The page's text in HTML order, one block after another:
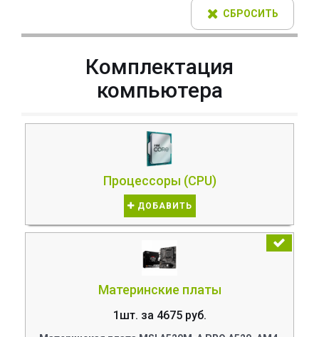
СБРОСИТЬ
Комплектация
компьютера
Процессоры (CPU)
ДОБАВИТЬ
Материнские платы
1шт. за 4675 руб.